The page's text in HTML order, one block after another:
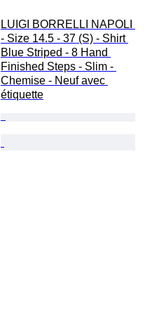
LUIGI BORRELLI NAPOLI
- Size 14.5 - 37 (S) - Shirt
Blue Striped - 8 Hand
Finished Steps - Slim -
Chemise - Neuf avec
étiquette